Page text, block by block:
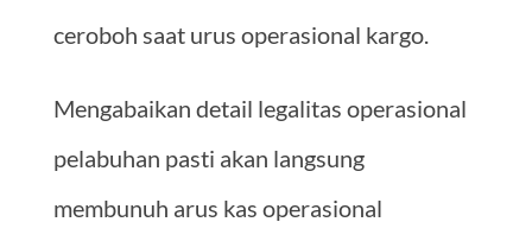
ceroboh saat urus operasional kargo.
Mengabaikan detail legalitas operasional
pelabuhan pasti akan langsung
membunuh arus kas operasional